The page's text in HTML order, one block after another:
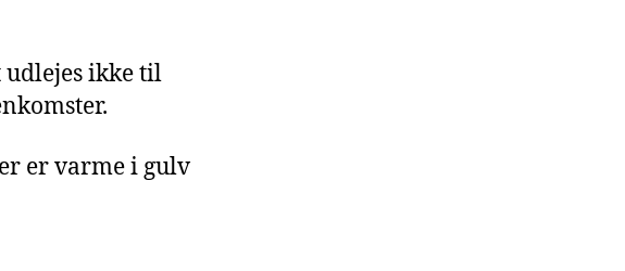
udlejes ikke til
er varme i gulv